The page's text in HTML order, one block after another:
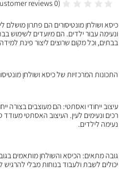
(
0
כיסא ושולחן מונטיסורים הם פתרון מושלם
ונעימה עבור ילדים. הם מיועדים לשימוש
בבתים, וכל מקום שרוצים ליצור פינת
התכונות המרכזיות של כיסא ושולחן
עיצוב ייחודי ואסתטי: הם מעוצבים בצורה
רכים ונעימים לעין. העיצוב האסתטי מעודד
נעימה לילדים.
גובה מתאים: הכיסא והשולחן מותאמים
יכולים לשבת ולעבוד בנוחות מבלי להרגיש